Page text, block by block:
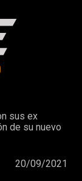
sus ex
de su nuevo
20/09/2021